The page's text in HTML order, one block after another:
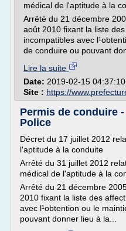
médical de l'aptitude à la
Arrêté du 21 décembre
août 2010 fixant la liste
incompatibles avec
de conduire ou pouvant
Lire la suite
Date: 2019-02-15 04:37:10
Site : https://
Permis de conduire
Police
Décret du 17 juillet 2012
l'aptitude à la conduite
Arrêté du 31 juillet 2012
médical de l'aptitude à la
Arrêté du 21 décembre
2010 fixant la liste des
avec l¹obtention ou le
pouvant donner lieu à la...